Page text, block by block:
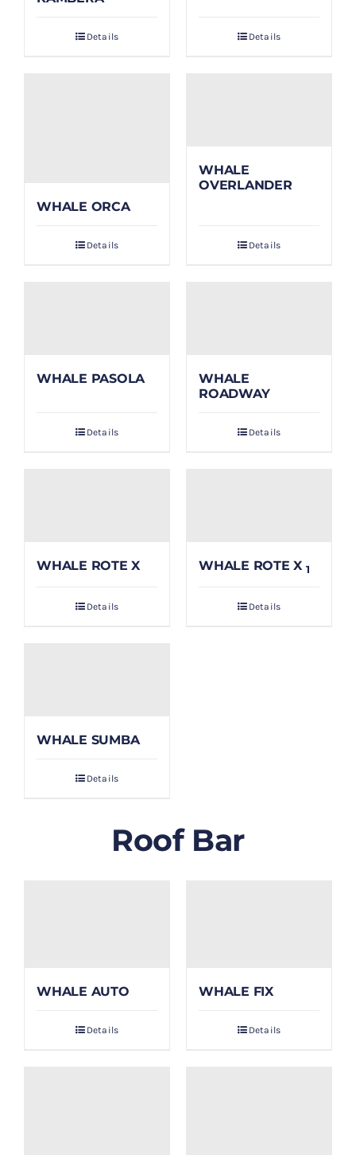
Details Details
WHALE ORCA
Details
WHALE
OVERLANDER
Details
WHALE PASOLA
Details
WHALE
ROADWAY
Details
WHALE ROTE X
Details
WHALE ROTE X 1
Details
WHALE SUMBA
Details
Roof Bar
WHALE AUTO
Details
WHALE FIX
Details